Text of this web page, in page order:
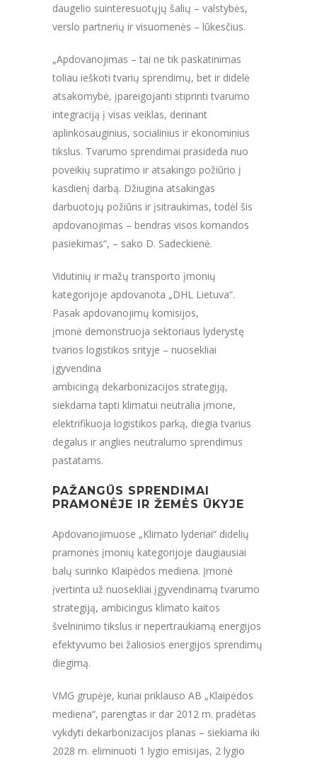
daugelio suinteresuotųjų šalių – valstybės,
verslo partnerių ir visuomenės – lūkesčius.
„Apdovanojimas – tai ne tik paskatinimas
toliau ieškoti tvarių sprendimų, bet ir didelė
atsakomybė, įpareigojanti stiprinti tvarumo
integraciją į visas veiklas, derinant
aplinkosauginius, socialinius ir ekonominius
tikslus. Tvarumo sprendimai prasideda nuo
poveikių supratimo ir atsakingo požiūrio į
kasdienį darbą. Džiugina atsakingas
darbuotojų požiūris ir įsitraukimas, todėl šis
apdovanojimas – bendras visos komandos
pasiekimas“, – sako D. Sadeckienė.
Vidutinių ir mažų transporto įmonių
kategorijoje apdovanota „DHL Lietuva“.
Pasak apdovanojimų komisijos,
įmonė demonstruoja sektoriaus lyderystę
tvarios logistikos srityje – nuosekliai
įgyvendina
ambicingą dekarbonizacijos strategiją,
siekdama tapti klimatui neutralia įmone,
elektrifikuoja logistikos parką, diegia tvarius
degalus ir anglies neutralumo sprendimus
pastatams.
PAŽANGŪS SPRENDIMAI
PRAMONĖJE IR ŽEMĖS ŪKYJE
Apdovanojimuose „Klimato lyderiai“ didelių
pramonės įmonių kategorijoje daugiausiai
balų surinko Klaipėdos mediena. Įmonė
įvertinta už nuosekliai įgyvendinamą tvarumo
strategiją, ambicingus klimato kaitos
švelninimo tikslus ir nepertraukiamą energijos
efektyvumo bei žaliosios energijos sprendimų
diegimą.
VMG grupėje, kuriai priklauso AB „Klaipėdos
mediena“, parengtas ir dar 2012 m. pradėtas
vykdyti dekarbonizacijos planas – siekiama iki
2028 m. eliminuoti 1 lygio emisijas, 2 lygio